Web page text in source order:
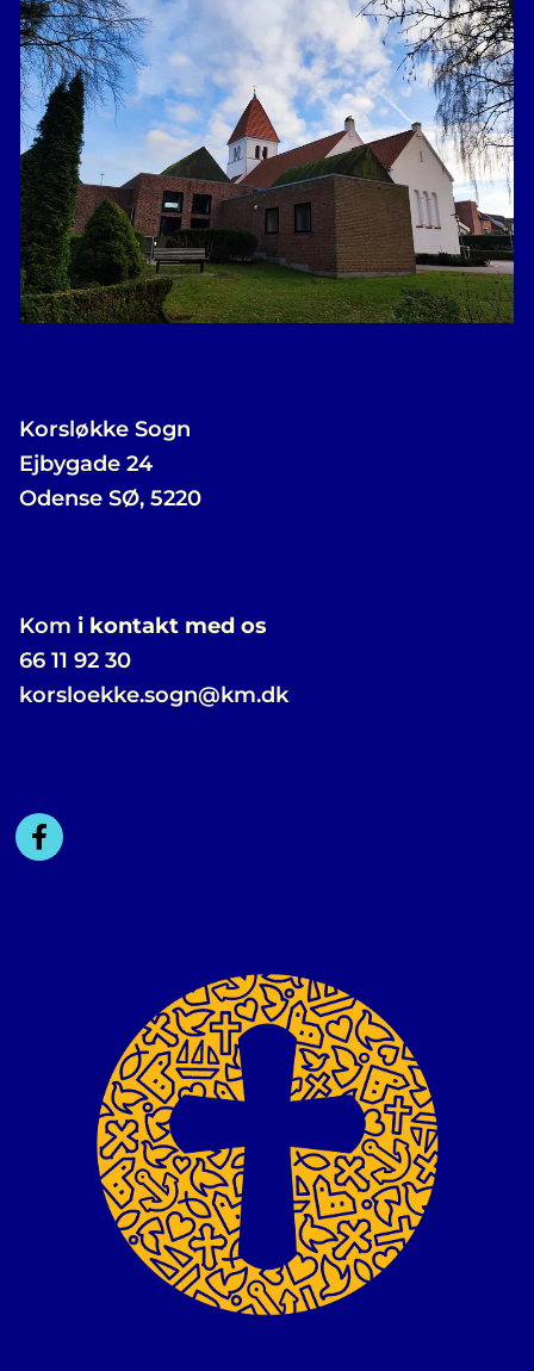
Korsløkke Sogn
Ejbygade 24
Odense SØ, 5220
Kom i kontakt med os
66 11 92 30
korsloekke.sogn@km.dk